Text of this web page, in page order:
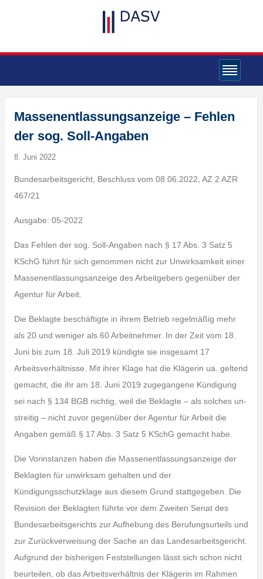
Massenentlassungsanzeige – Fehlen
der sog. Soll-Angaben
8. Juni 2022
Bundesarbeitsgericht, Beschluss vom 08.06.2022, AZ 2 AZR
467/21
Ausgabe: 05-2022
Das Fehlen der sog. Soll-Angaben nach § 17 Abs. 3 Satz 5
KSchG führt für sich genommen nicht zur Unwirksamkeit einer
Massenentlassungsanzeige des Arbeitgebers gegenüber der
Agentur für Arbeit.
Die Beklagte beschäftigte in ihrem Betrieb regelmäßig mehr
als 20 und weniger als 60 Arbeitnehmer. In der Zeit vom 18.
Juni bis zum 18. Juli 2019 kündigte sie insgesamt 17
Arbeitsverhältnisse. Mit ihrer Klage hat die Klägerin ua. geltend
gemacht, die ihr am 18. Juni 2019 zugegangene Kündigung
sei nach § 134 BGB nichtig, weil die Beklagte – als solches un-
streitig – nicht zuvor gegenüber der Agentur für Arbeit die
Angaben gemäß § 17 Abs. 3 Satz 5 KSchG gemacht habe.
Die Vorinstanzen haben die Massenentlassungsanzeige der
Beklagten für unwirksam gehalten und der
Kündigungsschutzklage aus diesem Grund stattgegeben. Die
Revision der Beklagten führte vor dem Zweiten Senat des
Bundesarbeitsgerichts zur Aufhebung des Berufungsurteils und
zur Zurückverweisung der Sache an das Landesarbeitsgericht.
Aufgrund der bisherigen Feststellungen lässt sich schon nicht
beurteilen, ob das Arbeitsverhältnis der Klägerin im Rahmen